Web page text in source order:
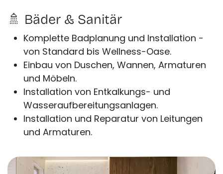
🚿 Bäder & Sanitär
Komplette Badplanung und Installation -
von Standard bis Wellness-Oase.
Einbau von Duschen, Wannen, Armaturen
und Möbeln.
Installation von Entkalkungs- und
Wasseraufbereitungsanlagen.
Installation und Reparatur von Leitungen
und Armaturen.